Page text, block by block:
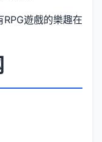
遊戲的樂趣在